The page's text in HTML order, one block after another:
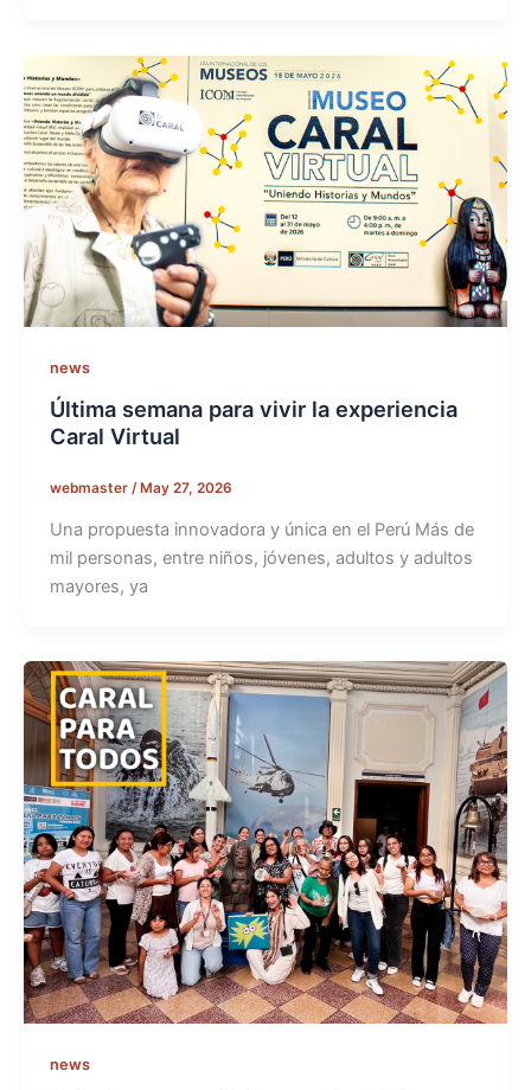
news
Última semana para vivir la experiencia
Caral Virtual
webmaster /May 27, 2026
Una propuesta innovadora y única en el Perú Más de
mil personas, entre niños, jóvenes, adultos y adultos
mayores, ya
news